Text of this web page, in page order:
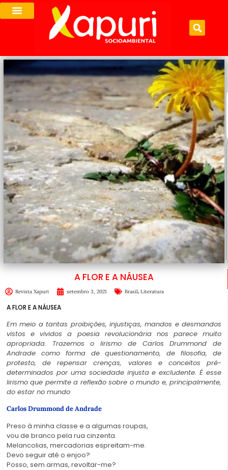
A FLOR E A NÁUSEA
Revista Xapuri setembro 3, 2021 Brasil, Literatura
A FLOR E A NÁUSEA
Em meio a tantas proibições, injustiças, mandos e desmandos
vistos e vividos a poesia revolucionária nos parece muito
apropriada. Trazemos o lirismo de Carlos Drummond de
Andrade como forma de questionamento, de filosofia, de
protesto, de repensar crenças, valores e conceitos pré-
determinados por uma sociedade injusta e excludente. É esse
lirismo que permite a reflexão sobre o mundo e, principalmente,
do estar no mundo
Carlos Drummond de Andrade
Preso à minha classe e a algumas roupas,
vou de branco pela rua cinzenta.
Melancolias, mercadorias espreitam-me.
Devo seguir até o enjoo?
Posso, sem armas, revoltar-me?